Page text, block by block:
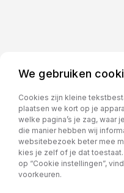
We gebruiken
Cookies zijn kleine
plaatsen we kort op je
welke pagina’s je zag, waar
die manier hebben wij
websitebezoek beter mee
kies je zelf of je dat
op “Cookie instellingen”,
voorkeuren.